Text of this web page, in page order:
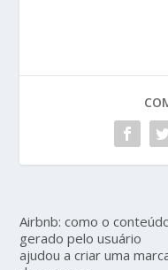
Airbnb: como o
gerado pelo usuário
ajudou a criar uma